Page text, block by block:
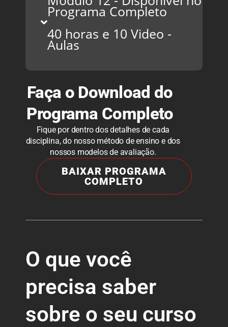
Programa Completo
40 horas e 10 Video -
Aulas
Faça o Download do
Programa Completo
Fique por dentro dos detalhes de cada
disciplina, do nosso método de ensino e dos
nossos modelos de avaliação.
BAIXAR PROGRAMA
COMPLETO
O que você
precisa saber
sobre o seu curso